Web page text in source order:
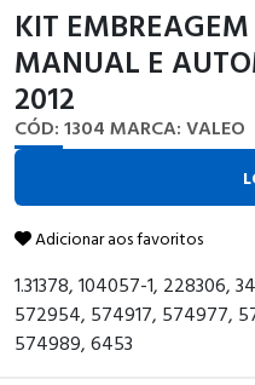
KIT
MANUAL E
2012
CÓD: 1304 MARCA: VALEO
Adicionar aos favoritos
1.31378, 104057-1, 228306,
572954, 574917, 574977,
574989, 6453